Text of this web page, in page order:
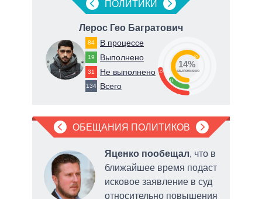
ПОЛИТИКИ
Лерос Гео Багратович
84 В процессе
19 Выполнено
31 Не выполнено
134 Всего
23
14
63
14%
выполнено
ОБЕЩАНИЯ ПОЛИТИКОВ
Яценко пообещал, что в
ближайшее время подаст
исковое заявление в суд
относительно повышения